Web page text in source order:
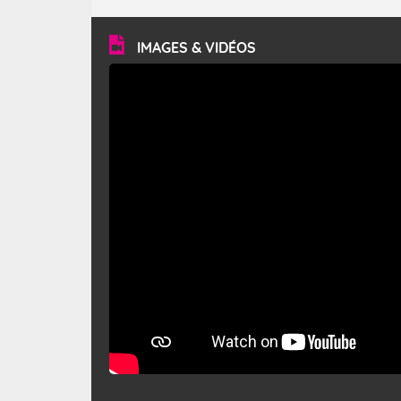
vitesse moyenne de 50 km/h et atteindre 80 à 100 km/h
en rafales, parfois davantage. Il parcourt la basse vallée
du Rhône et la Provence et envahit le littoral
méditerranéen à partir de la Camargue.
IMAGES & VIDÉOS